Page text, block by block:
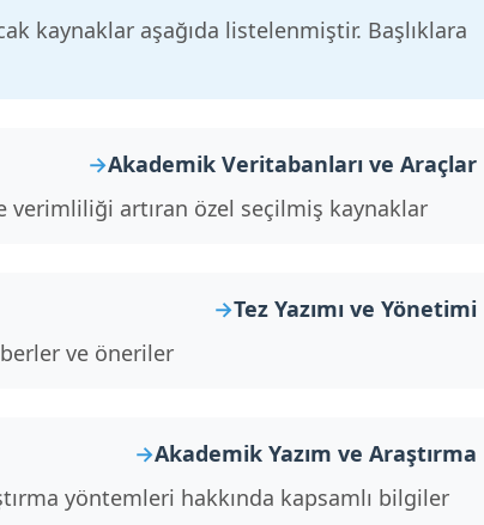
kaynaklar aşağıda listelenmiştir. Başlıklara
Akademik Veritabanları ve Araçlar
verimliliği artıran özel seçilmiş kaynaklar.
Tez Yazımı ve Yönetimi
ve öneriler.
Akademik Yazım ve Araştırma
yöntemleri hakkında kapsamlı bilgiler.